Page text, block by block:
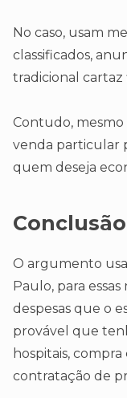
No caso, usam
classificados,
tradicional cartaz
Contudo,
venda particular
quem deseja
Conclusão
O argumento
Paulo, para
despesas que o
provável que
hospitais,
contratação de